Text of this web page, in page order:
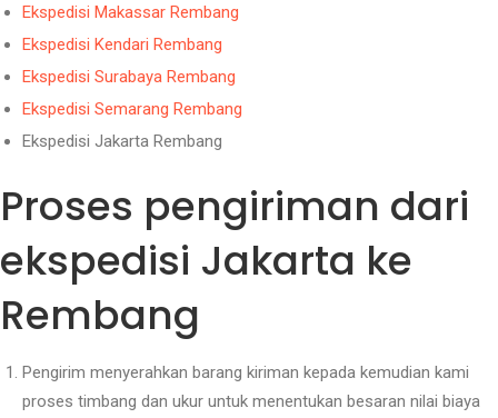
Ekspedisi Makassar Rembang
Ekspedisi Kendari Rembang
Ekspedisi Surabaya Rembang
Ekspedisi Semarang Rembang
Ekspedisi Jakarta Rembang
Proses pengiriman dari
ekspedisi Jakarta ke
Rembang
Pengirim menyerahkan barang kiriman kepada kemudian kami
proses timbang dan ukur untuk menentukan besaran nilai biaya